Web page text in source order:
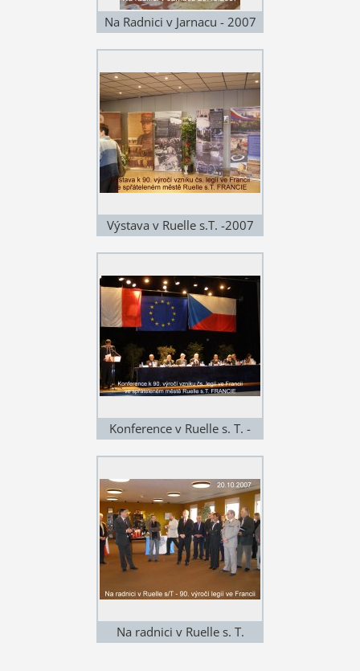
Na Radnici v Jarnacu - 2007
Výstava v Ruelle s.T. -2007
Konference v Ruelle s. T. -
Na radnici v Ruelle s. T.